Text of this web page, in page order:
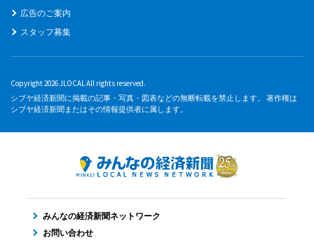
広告のご案内
スタッフ募集
Copyright 2026 JLOCAL All rights reserved.
シブヤ経済新聞に掲載の記事・写真・図表などの無断転載を禁止します。 著作権は
シブヤ経済新聞またはその情報提供者に属します。
みんなの経済新聞ネットワーク
お問い合わせ